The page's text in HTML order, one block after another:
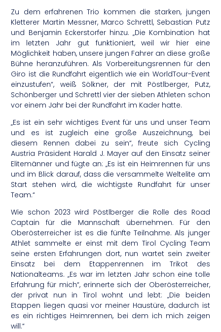
Zu dem erfahrenen Trio kommen die starken, jungen
Kletterer Martin Messner, Marco Schrettl, Sebastian Putz
und Benjamin Eckerstorfer hinzu. „Die Kombination hat
im letzten Jahr gut funktioniert, weil wir hier eine
Möglichkeit haben, unsere jungen Fahrer an diese große
Bühne heranzuführen. Als Vorbereitungsrennen für den
Giro ist die Rundfahrt eigentlich wie ein WorldTour-Event
einzustufen“, weiß Sölkner, der mit Pöstlberger, Putz,
Schönberger und Schrettl vier der sieben Athleten schon
vor einem Jahr bei der Rundfahrt im Kader hatte.
„Es ist ein sehr wichtiges Event für uns und unser Team
und es ist zugleich eine große Auszeichnung, bei
diesem Rennen dabei zu sein“, freute sich Cycling
Austria Präsident Harald J. Mayer auf den Einsatz seiner
Elitemänner und fügte an: „Es ist ein Heimrennen für uns
und im Blick darauf, dass die versammelte Weltelite am
Start stehen wird, die wichtigste Rundfahrt für unser
Team.“
Wie schon 2023 wird Pöstlberger die Rolle des Road
Captain für die Mannschaft übernehmen. Für den
Oberösterreicher ist es die fünfte Teilnahme. Als junger
Athlet sammelte er einst mit dem Tirol Cycling Team
seine ersten Erfahrungen dort, nun wartet sein zweiter
Einsatz bei dem Etappenrennen im Trikot des
Nationalteams. „Es war im letzten Jahr schon eine tolle
Erfahrung für mich“, erinnerte sich der Oberösterreicher,
der privat nun in Tirol wohnt und lebt: „Die beiden
Etappen liegen quasi vor meiner Haustüre, dadurch ist
es ein richtiges Heimrennen, bei dem ich mich zeigen
will.“